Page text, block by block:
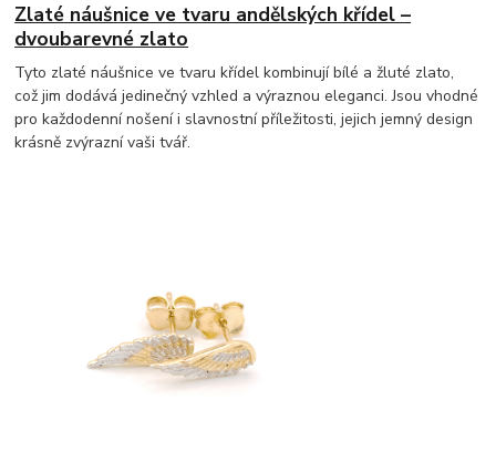
Zlaté náušnice ve tvaru andělských křídel –
dvoubarevné zlato
Tyto zlaté náušnice ve tvaru křídel kombinují bílé a žluté zlato,
což jim dodává jedinečný vzhled a výraznou eleganci. Jsou vhodné
pro každodenní nošení i slavnostní příležitosti, jejich jemný design
krásně zvýrazní vaši tvář.